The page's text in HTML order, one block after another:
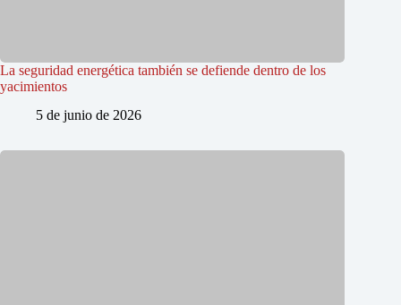
La seguridad energética también se defiende dentro de los
yacimientos
5 de junio de 2026